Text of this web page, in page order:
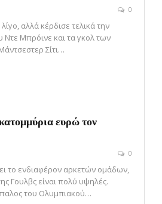
0
αλλά κέρδισε τελικά την
Ντε Μπρόινε και τα γκολ των
Σίτι…
ευρώ τον
0
το ενδιαφέρον αρκετών ομάδων,
Γουλβς είναι πολύ υψηλές.
του Ολυμπιακού…